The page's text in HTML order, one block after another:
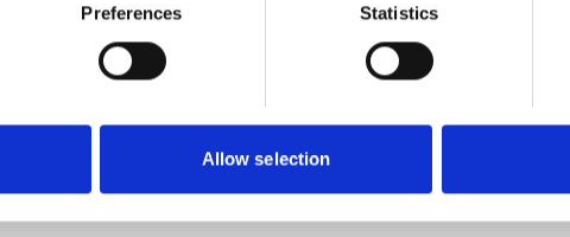
Preferences Statistics
Allow selection